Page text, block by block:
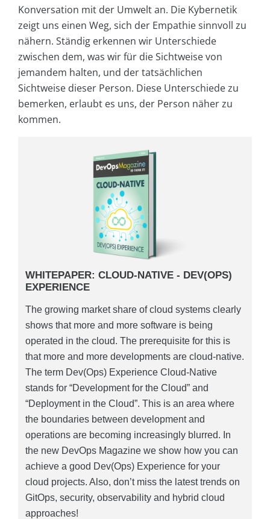
Konversation mit der Umwelt an. Die Kybernetik
zeigt uns einen Weg, sich der Empathie sinnvoll zu
nähern. Ständig erkennen wir Unterschiede
zwischen dem, was wir für die Sichtweise von
jemandem halten, und der tatsächlichen
Sichtweise dieser Person. Diese Unterschiede zu
bemerken, erlaubt es uns, der Person näher zu
kommen.
WHITEPAPER: CLOUD-NATIVE - DEV(OPS)
EXPERIENCE
The growing market share of cloud systems clearly
shows that more and more software is being
operated in the cloud. The prerequisite for this is
that more and more developments are cloud-native.
The term Dev(Ops) Experience Cloud-Native
stands for “Development for the Cloud” and
“Deployment in the Cloud”. This is an area where
the boundaries between development and
operations are becoming increasingly blurred. In
the new DevOps Magazine we show how you can
achieve a good Dev(Ops) Experience for your
cloud projects. Also, don’t miss the latest trends on
GitOps, security, observability and hybrid cloud
approaches!